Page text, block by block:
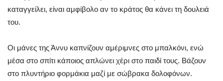
καταγγείλει, είναι αμφίβολο αν το κράτος θα κάνει τη δουλειά
του.
Οι μάνες της Άννυ καπνίζουν αμέριμνες στο μπαλκόνι, ενώ
μέσα στο σπίτι κάποιος απλώνει χέρι στο παιδί τους. Βάζουν
στο πλυντήριο φορμάκια μαζί με σώβρακα δολοφόνων.